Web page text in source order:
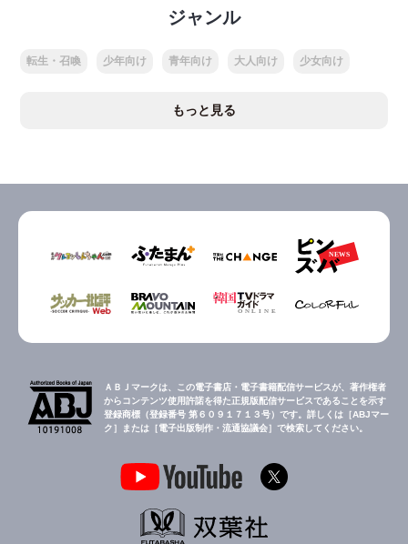
ジャンル
転生・召喚 少年向け 青年向け 大人向け 少女向け
もっと見る
ＡＢＪマークは、この電子書店・電子書籍配信サービスが、著作権者
からコンテンツ使用許諾を得た正規版配信サービスであることを示す
登録商標（登録番号 第６０９１７１３号）です。詳しくは［ABJマー
ク］または［電子出版制作・流通協議会］で検索してください。